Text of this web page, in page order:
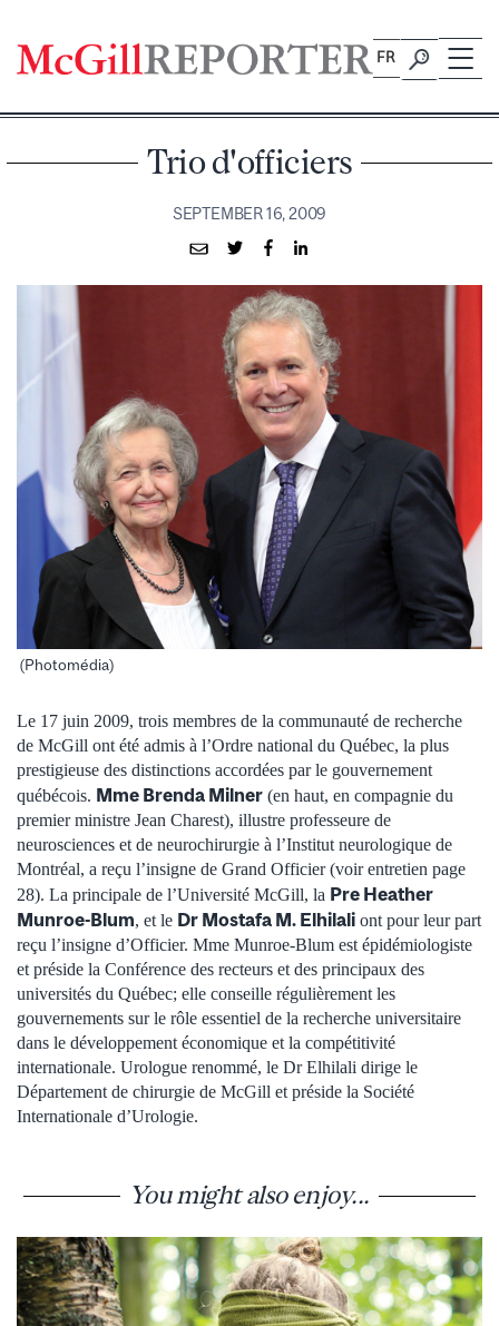
content
FR
Trio d'officiers
SEPTEMBER 16, 2009
(Photomédia)
Le 17 juin 2009, trois membres de la communauté de recherche
de McGill ont été admis à l’Ordre national du Québec, la plus
prestigieuse des distinctions accordées par le gouvernement
québécois. Mme Brenda Milner (en haut, en compagnie du
premier ministre Jean Charest), illustre professeure de
neurosciences et de neurochirurgie à l’Institut neurologique de
Montréal, a reçu l’insigne de Grand Officier (voir entretien page
28). La principale de l’Université McGill, la Pre Heather
Munroe-Blum, et le Dr Mostafa M. Elhilali ont pour leur part
reçu l’insigne d’Officier. Mme Munroe-Blum est épidémiologiste
et préside la Conférence des recteurs et des principaux des
universités du Québec; elle conseille régulièrement les
gouvernements sur le rôle essentiel de la recherche universitaire
dans le développement économique et la compétitivité
internationale. Urologue renommé, le Dr Elhilali dirige le
Département de chirurgie de McGill et préside la Société
Internationale d’Urologie.
You might also enjoy...